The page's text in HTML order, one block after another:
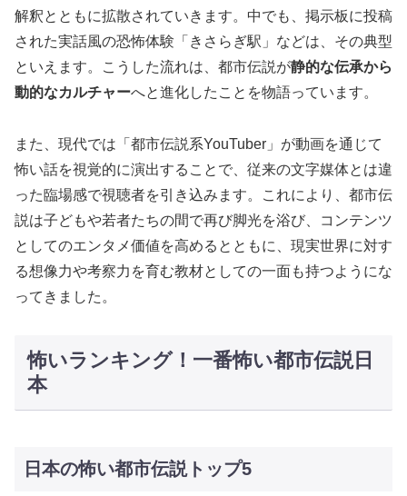
解釈とともに拡散されていきます。中でも、掲示板に投稿
された実話風の恐怖体験「きさらぎ駅」などは、その典型
といえます。こうした流れは、都市伝説が静的な伝承から
動的なカルチャーへと進化したことを物語っています。
また、現代では「都市伝説系YouTuber」が動画を通じて
怖い話を視覚的に演出することで、従来の文字媒体とは違
った臨場感で視聴者を引き込みます。これにより、都市伝
説は子どもや若者たちの間で再び脚光を浴び、コンテンツ
としてのエンタメ価値を高めるとともに、現実世界に対す
る想像力や考察力を育む教材としての一面も持つようにな
ってきました。
怖いランキング！一番怖い都市伝説日
本
日本の怖い都市伝説トップ5